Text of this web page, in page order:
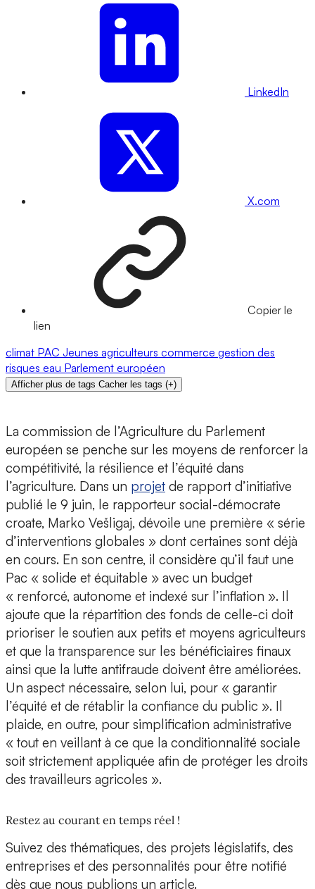
LinkedIn
X.com
Copier le
lien
climat PAC Jeunes agriculteurs commerce gestion des
risques eau Parlement européen
Afficher plus de tags Cacher les tags (+)
La commission de l’Agriculture du Parlement
européen se penche sur les moyens de renforcer la
compétitivité, la résilience et l’équité dans
l’agriculture. Dans un projet de rapport d’initiative
publié le 9 juin, le rapporteur social-démocrate
croate, Marko Vešligaj, dévoile une première « série
d’interventions globales » dont certaines sont déjà
en cours. En son centre, il considère qu’il faut une
Pac « solide et équitable » avec un budget
« renforcé, autonome et indexé sur l’inflation ». Il
ajoute que la répartition des fonds de celle-ci doit
prioriser le soutien aux petits et moyens agriculteurs
et que la transparence sur les bénéficiaires finaux
ainsi que la lutte antifraude doivent être améliorées.
Un aspect nécessaire, selon lui, pour « garantir
l’équité et de rétablir la confiance du public ». Il
plaide, en outre, pour simplification administrative
« tout en veillant à ce que la conditionnalité sociale
soit strictement appliquée afin de protéger les droits
des travailleurs agricoles ».
Restez au courant en temps réel !
Suivez des thématiques, des projets législatifs, des
entreprises et des personnalités pour être notifié
dès que nous publions un article.